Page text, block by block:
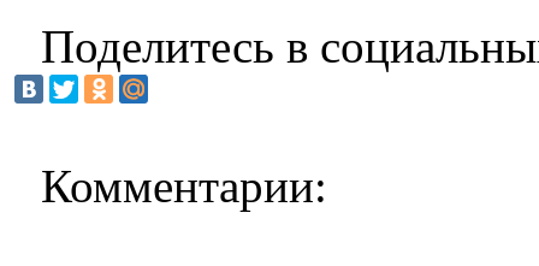
Поделитесь в
Комментарии: